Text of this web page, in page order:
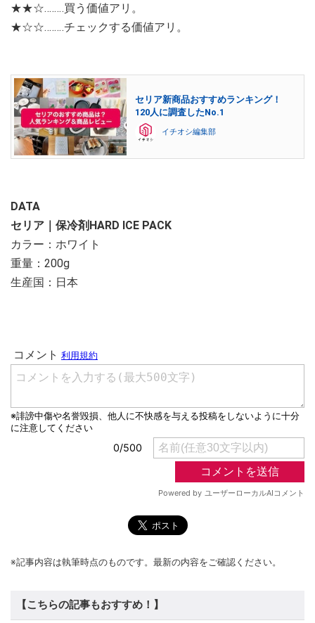
★★☆‥‥‥‥買う価値アリ。
★☆☆‥‥‥‥チェックする価値アリ。
セリア新商品おすすめランキング！
120人に調査したNo.1
イチオシ編集部
DATA
セリア｜保冷剤HARD ICE PACK
カラー：ホワイト
重量：200g
生産国：日本
※記事内容は執筆時点のものです。最新の内容をご確認ください。
【こちらの記事もおすすめ！】